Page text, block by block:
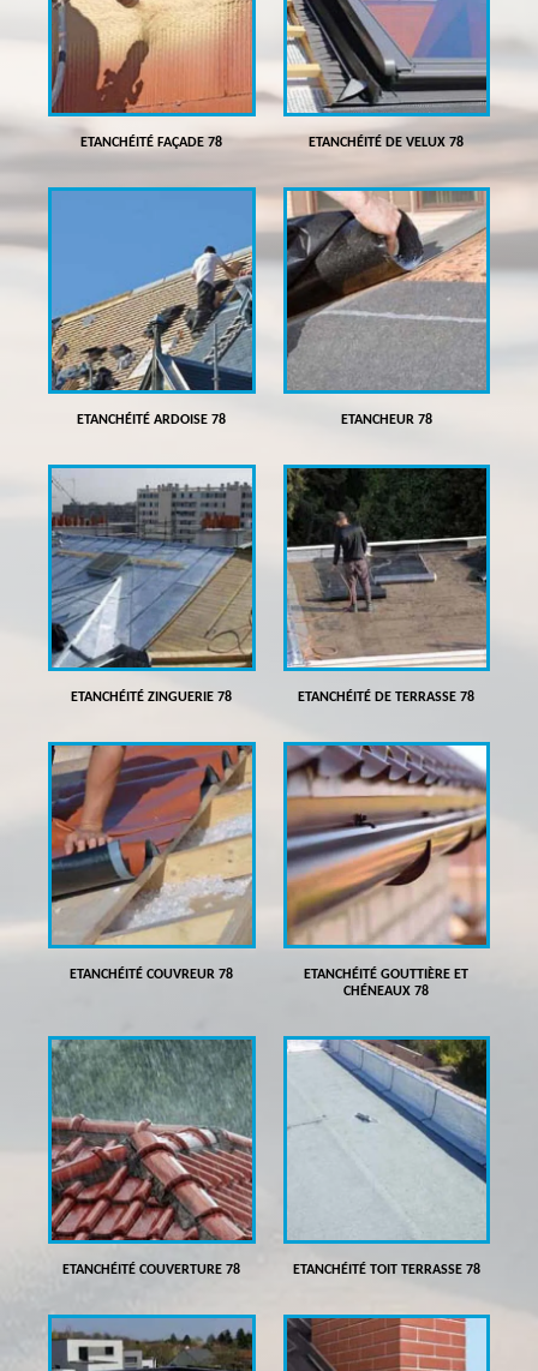
ETANCHÉITÉ FAÇADE 78 ETANCHÉITÉ DE VELUX 78
ETANCHÉITÉ ARDOISE 78 ETANCHEUR 78
ETANCHÉITÉ ZINGUERIE 78 ETANCHÉITÉ DE TERRASSE 78
ETANCHÉITÉ COUVREUR 78
ETANCHÉITÉ GOUTTIÈRE ET
CHÉNEAUX 78
ETANCHÉITÉ COUVERTURE 78 ETANCHÉITÉ TOIT TERRASSE 78